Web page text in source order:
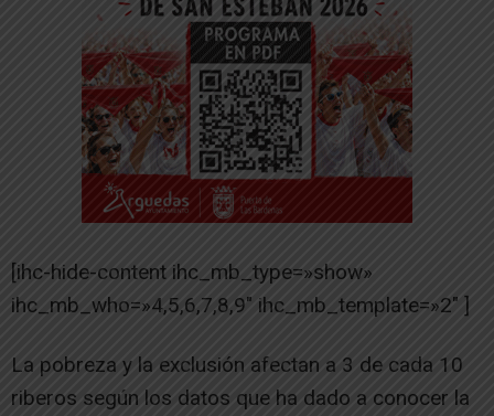
[ihc-hide-content ihc_mb_type=»show»
ihc_mb_who=»4,5,6,7,8,9″ ihc_mb_template=»2″ ]
La pobreza y la exclusión afectan a 3 de cada 10
riberos según los datos que ha dado a conocer la